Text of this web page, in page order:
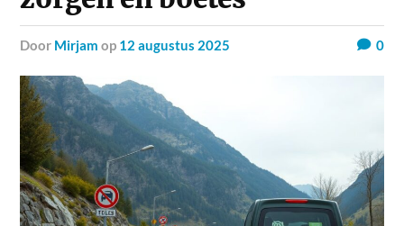
door Mirjam op 12 augustus 2025 0